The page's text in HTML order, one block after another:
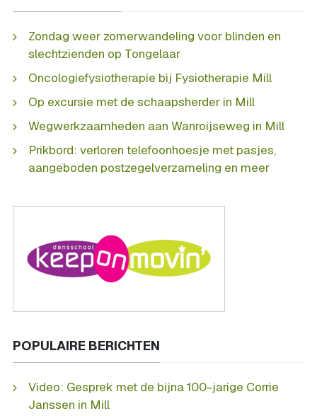
Zondag weer zomerwandeling voor blinden en
slechtzienden op Tongelaar
Oncologiefysiotherapie bij Fysiotherapie Mill
Op excursie met de schaapsherder in Mill
Wegwerkzaamheden aan Wanroijseweg in Mill
Prikbord: verloren telefoonhoesje met pasjes,
aangeboden postzegelverzameling en meer
POPULAIRE BERICHTEN
Video: Gesprek met de bijna 100-jarige Corrie
Janssen in Mill